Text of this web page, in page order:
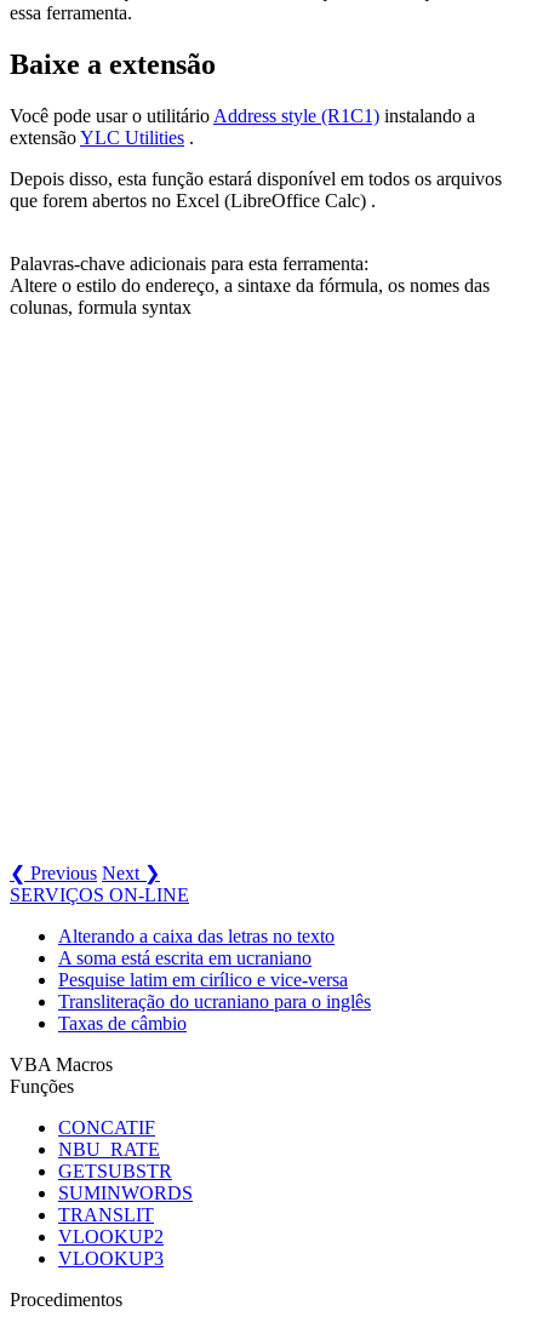
essa ferramenta.
Baixe a extensão
Você pode usar o utilitário Address style (R1C1) instalando a
extensãoYLC Utilities .
Depois disso, esta função estará disponível em todos os arquivos
que forem abertos no Excel (LibreOffice Calc) .
Palavras-chave adicionais para esta ferramenta:
Altere o estilo do endereço, a sintaxe da fórmula, os nomes das
colunas, formula syntax
❮ Previous Next ❯
SERVIÇOS ON-LINE
Alterando a caixa das letras no texto
A soma está escrita em ucraniano
Pesquise latim em cirílico e vice-versa
Transliteração do ucraniano para o inglês
Taxas de câmbio
VBA Macros
Funções
CONCATIF
NBU_RATE
GETSUBSTR
SUMINWORDS
TRANSLIT
VLOOKUP2
VLOOKUP3
Procedimentos